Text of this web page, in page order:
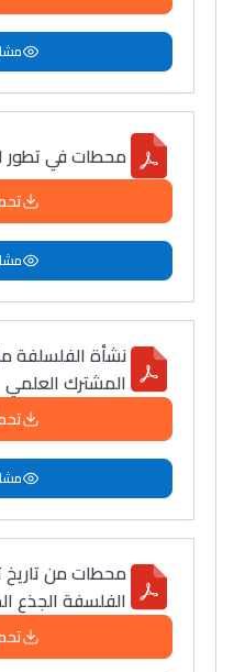
محطات في تطور
نشأة الفلسلفة
المشترك العلمي
محطات من
الفلسفة الجذع